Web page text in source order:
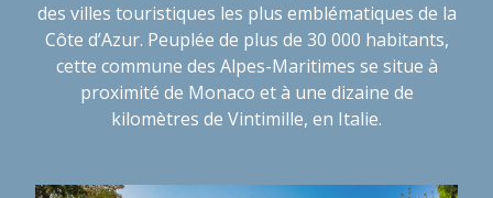
des villes touristiques les plus emblématiques de la
Côte d’Azur. Peuplée de plus de 30 000 habitants,
cette commune des Alpes-Maritimes se situe à
proximité de Monaco et à une dizaine de
kilomètres de Vintimille, en Italie.